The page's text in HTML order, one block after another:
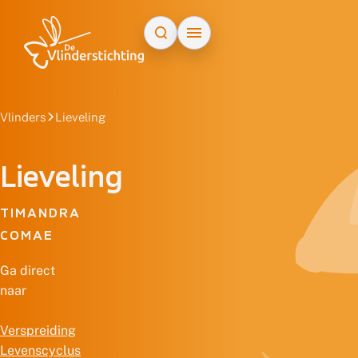
Vlinders Lieveling
Lieveling
TIMANDRA
COMAE
Ga direct
naar
Verspreiding
Levenscyclus